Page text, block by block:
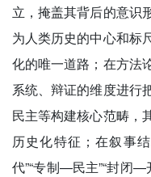
立，掩盖其背后的意识
为人类历史的中心和标
化的唯一道路；在方法
系统、辩证的维度进行
民主等构建核心范畴，
历史化特征；在叙事
代”“专制—民主”“封闭